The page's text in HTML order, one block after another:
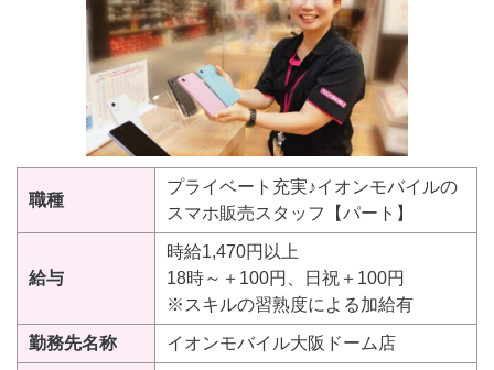
職種
プライベート充実♪イオンモバイルの
スマホ販売スタッフ【パート】
給与
時給1,470円以上
18時～＋100円、日祝＋100円
※スキルの習熟度による加給有
勤務先名称 イオンモバイル大阪ドーム店